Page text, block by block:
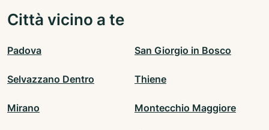
Città vicino a te
Padova San Giorgio in Bosco
Selvazzano Dentro Thiene
Mirano Montecchio Maggiore